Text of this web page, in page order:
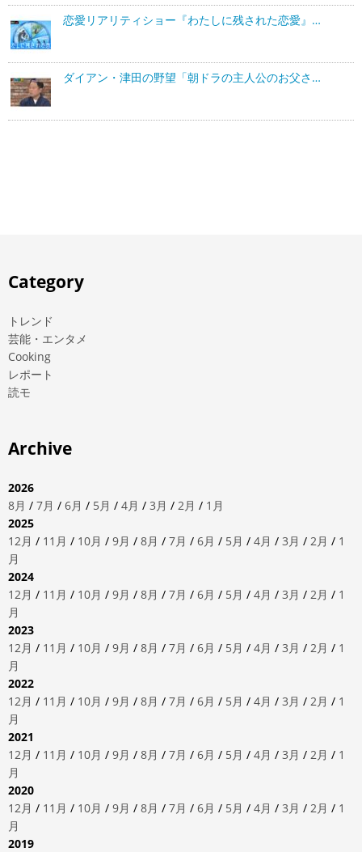
恋愛リアリティショー『わたしに残された恋愛』…
ダイアン・津田の野望「朝ドラの主人公のお父さ…
Category
トレンド
芸能・エンタメ
Cooking
レポート
読モ
Archive
2026
8月 / 7月 / 6月 / 5月 / 4月 / 3月 / 2月 / 1月
2025
12月 / 11月 / 10月 / 9月 / 8月 / 7月 / 6月 / 5月 / 4月 / 3月 / 2月 / 1
月
2024
12月 / 11月 / 10月 / 9月 / 8月 / 7月 / 6月 / 5月 / 4月 / 3月 / 2月 / 1
月
2023
12月 / 11月 / 10月 / 9月 / 8月 / 7月 / 6月 / 5月 / 4月 / 3月 / 2月 / 1
月
2022
12月 / 11月 / 10月 / 9月 / 8月 / 7月 / 6月 / 5月 / 4月 / 3月 / 2月 / 1
月
2021
12月 / 11月 / 10月 / 9月 / 8月 / 7月 / 6月 / 5月 / 4月 / 3月 / 2月 / 1
月
2020
12月 / 11月 / 10月 / 9月 / 8月 / 7月 / 6月 / 5月 / 4月 / 3月 / 2月 / 1
月
2019